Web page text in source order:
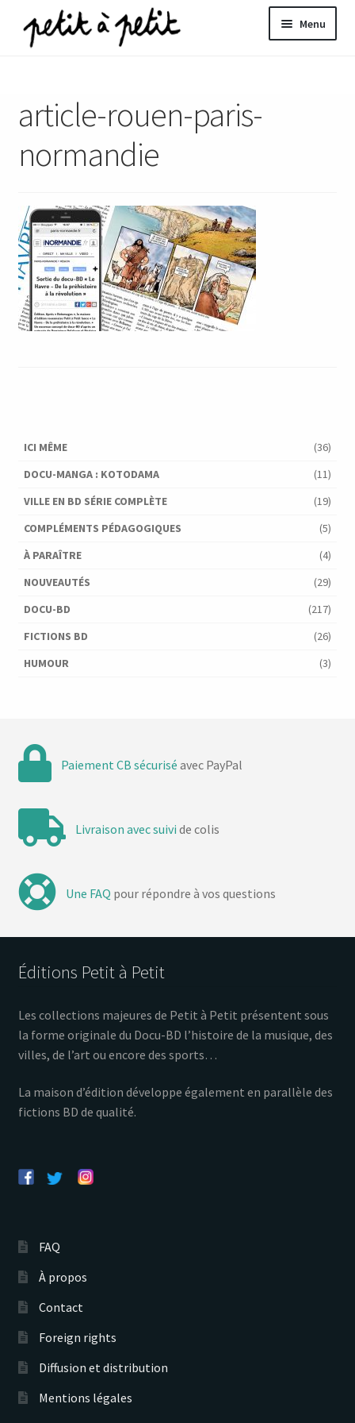
Aller
à
Aller
au
Menu
article-rouen-paris-
normandie
ICI MÊME
(36)
DOCU-MANGA : KOTODAMA
(11)
VILLE EN BD SÉRIE COMPLÈTE
(19)
COMPLÉMENTS PÉDAGOGIQUES
(5)
À PARAÎTRE
(4)
NOUVEAUTÉS
(29)
DOCU-BD
(217)
FICTIONS BD
(26)
HUMOUR
(3)
Paiement CB sécurisé avec PayPal
Livraison avec suivi de colis
Une FAQ pour répondre à vos questions
Éditions Petit à Petit
Les collections majeures de Petit à Petit présentent sous
la forme originale du Docu-BD l’histoire de la musique, des
villes, de l’art ou encore des sports…
La maison d’édition développe également en parallèle des
fictions BD de qualité.
FAQ
À propos
Contact
Foreign rights
Diffusion et distribution
Mentions légales